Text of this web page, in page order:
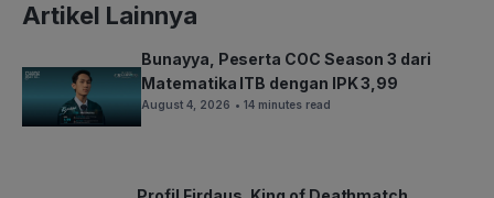
Artikel Lainnya
Bunayya, Peserta COC Season 3 dari
Matematika ITB dengan IPK 3,99
August 4, 2026 • 14 minutes read